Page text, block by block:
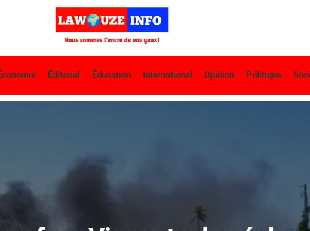
Éditorial Éducation International Opinion Politique